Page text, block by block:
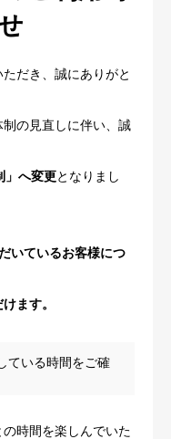
だき、誠にありがと
の見直しに伴い、誠
」へ変更となりまし
いているお客様につ
ます。
ている時間をご確
時間を楽しんでいた